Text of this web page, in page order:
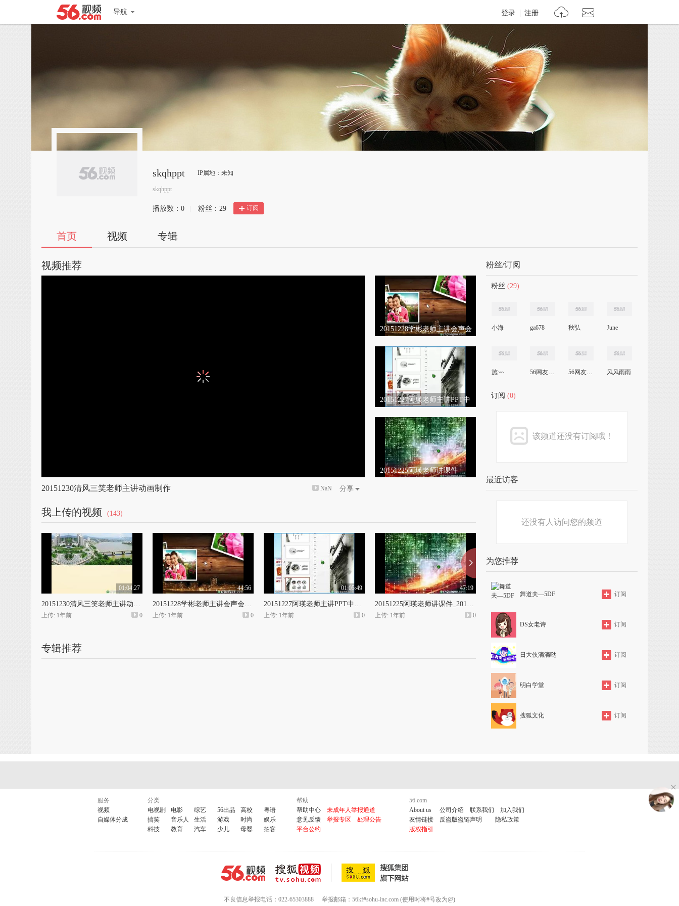
导航 登录 注册
skqhppt IP属地：未知
skqhppt
播放数： 0 粉丝： 29 订阅
首页 视频 专辑
视频推荐
20151230清风三笑老师主讲动画制作 NaN 分享
20151228学彬老师主讲会声会
20151227阿瑛老师主讲PPT中
20151225阿瑛老师讲课件
我上传的视频 (143)
01:04:27
20151230清风三笑老师主讲动画制作
上传: 1年前 0
44:56
20151228学彬老师主讲会声会影X7模板套用
上传: 1年前 0
01:05:49
20151227阿瑛老师主讲PPT中国风模板
上传: 1年前 0
47:19
20151225阿瑛老师讲课件_2015_12_25_21_15_42_2f45_0
上传: 1年前 0 上传: 1年前
专辑推荐
粉丝/订阅
粉丝 (29)
小海 ga678 秋弘 June
施~~ 56网友620161664 56网友1271024207 风风雨雨
订阅 (0)
该频道还没有订阅哦！
最近访客
还没有人访问您的频道
为您推荐
舞道夫—5DF 订阅
DS女老诗 订阅
日大侠滴滴哒 订阅
明白学堂 订阅
搜狐文化 订阅
服务
视频
自媒体分成
分类
电视剧
电影 综艺 56出品 高校
粤语
搞笑
音乐人 生活 游戏 时尚
娱乐
科技
教育 汽车 少儿 母婴 拍客
帮助
帮助中心
未成年人举报通道
意见反馈
举报专区
处理公告
平台公约
56.com
About us
公司介绍 联系我们
加入我们
友情链接
反盗版盗链声明
隐私政策
版权指引
不良信息举报电话：022-65303888 举报邮箱：56kf#sohu-inc.com (使用时将#号改为@)